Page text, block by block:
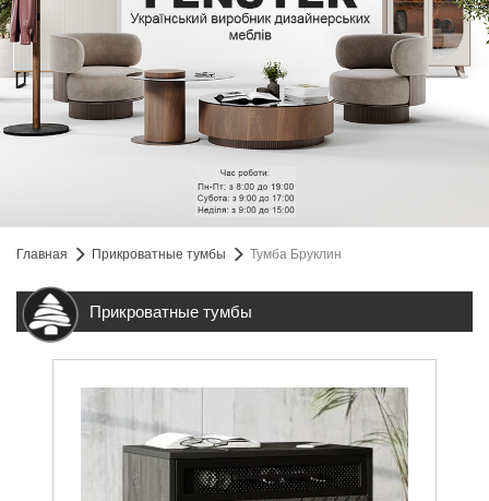
Главная Прикроватные тумбы Тумба Бруклин
Прикроватные тумбы